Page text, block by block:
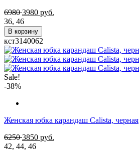
6980 3980 руб.
36, 46
В корзину
кст3140062
Sale!
-38%
Женская юбка карандаш Calista, черная
6250 3850 руб.
42, 44, 46